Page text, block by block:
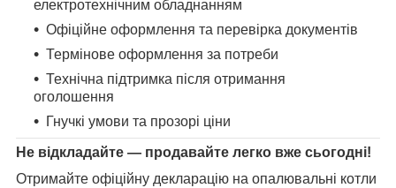
електротехнічним обладнанням
Офіційне оформлення та перевірка документів
Термінове оформлення за потреби
Технічна підтримка після отримання
оголошення
Гнучкі умови та прозорі ціни
Не відкладайте — продавайте легко вже сьогодні!
Отримайте офіційну декларацію на опалювальні котли